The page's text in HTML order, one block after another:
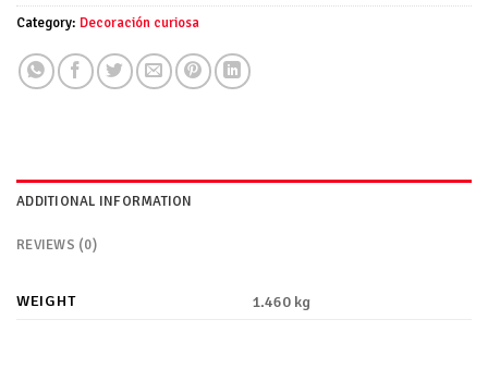
Category: Decoración curiosa
ADDITIONAL INFORMATION
REVIEWS (0)
WEIGHT 1.460 kg